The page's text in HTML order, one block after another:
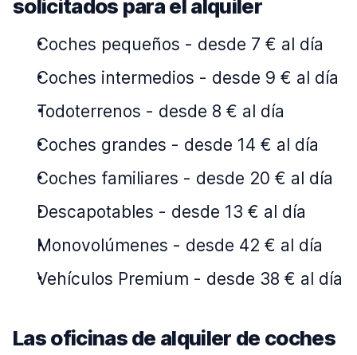
solicitados para el alquiler
Coches pequeños - desde 7 € al día
Coches intermedios - desde 9 € al día
Todoterrenos - desde 8 € al día
Coches grandes - desde 14 € al día
Coches familiares - desde 20 € al día
Descapotables - desde 13 € al día
Monovolúmenes - desde 42 € al día
Vehículos Premium - desde 38 € al día
Las oficinas de alquiler de coches